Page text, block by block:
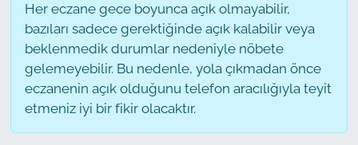
Her eczane gece boyunca açık olmayabilir,
bazıları sadece gerektiğinde açık kalabilir veya
beklenmedik durumlar nedeniyle nöbete
gelemeyebilir. Bu nedenle, yola çıkmadan önce
eczanenin açık olduğunu telefon aracılığıyla teyit
etmeniz iyi bir fikir olacaktır.